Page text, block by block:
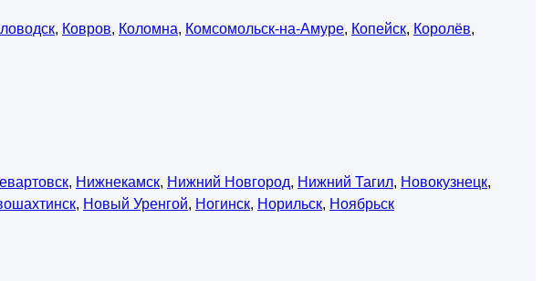
, Ковров, Коломна, Комсомольск-на-Амуре, Копейск, Королёв,
, Нижнекамск, Нижний Новгород, Нижний Тагил, Новокузнецк,
, Новый Уренгой, Ногинск, Норильск, Ноябрьск